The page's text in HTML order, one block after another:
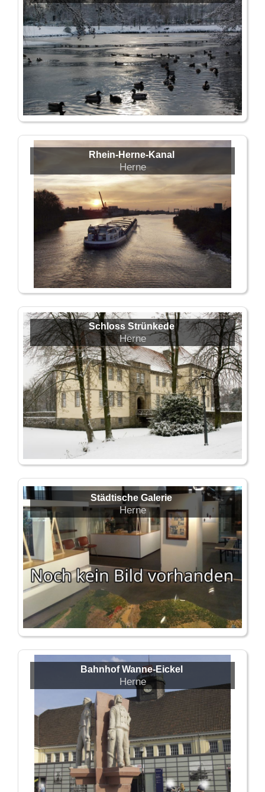
Rhein-Herne-Kanal
Herne
Schloss Strünkede
Herne
Städtische Galerie
Herne
Bahnhof Wanne-Eickel
Herne